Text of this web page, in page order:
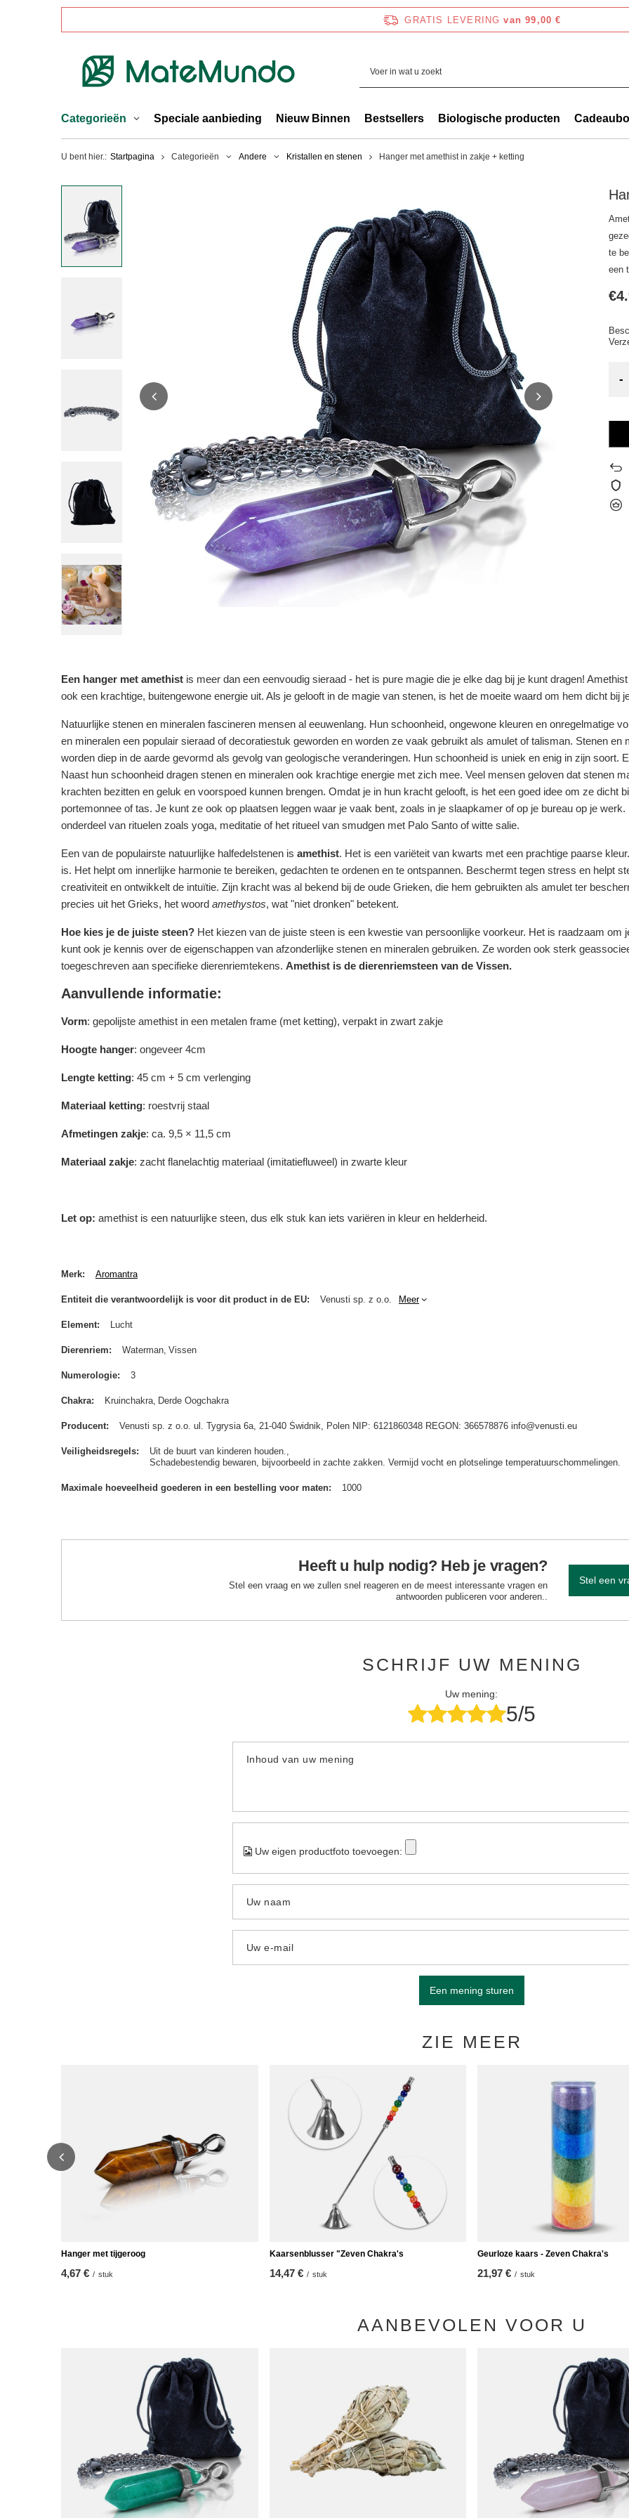
GRATIS LEVERING van 99,00 €
Categorieën Speciale aanbieding Nieuw Binnen Bestsellers Biologische producten
U bent hier.: Startpagina Categorieën Andere Kristallen en stenen Hanger met amethist in zakje + ketting
te
een
-
Een hanger met amethist is meer dan een eenvoudig sieraad - het is pure magie die je elke dag bij je kunt dragen!
ook een krachtige, buitengewone energie uit. Als je gelooft in de magie van stenen, is het de moeite waard om hem dicht bij
Natuurlijke stenen en mineralen fascineren mensen al eeuwenlang. Hun schoonheid, ongewone kleuren en onregelmatige
en mineralen een populair sieraad of decoratiestuk geworden en worden ze vaak gebruikt als amulet of talisman. Stenen
worden diep in de aarde gevormd als gevolg van geologische veranderingen. Hun schoonheid is uniek en enig in zijn soort.
Naast hun schoonheid dragen stenen en mineralen ook krachtige energie met zich mee. Veel mensen geloven dat stenen
krachten bezitten en geluk en voorspoed kunnen brengen. Omdat je in hun kracht gelooft, is het een goed idee om ze dicht
portemonnee of tas. Je kunt ze ook op plaatsen leggen waar je vaak bent, zoals in je slaapkamer of op je bureau op je
onderdeel van rituelen zoals yoga, meditatie of het ritueel van smudgen met Palo Santo of witte salie.
Een van de populairste natuurlijke halfedelstenen is amethist. Het is een variëteit van kwarts met een prachtige paarse
is. Het helpt om innerlijke harmonie te bereiken, gedachten te ordenen en te ontspannen. Beschermt tegen stress en helpt
creativiteit en ontwikkelt de intuïtie. Zijn kracht was al bekend bij de oude Grieken, die hem gebruikten als amulet ter
precies uit het Grieks, het woord amethystos, wat "niet dronken" betekent.
Hoe kies je de juiste steen? Het kiezen van de juiste steen is een kwestie van persoonlijke voorkeur. Het is raadzaam om
kunt ook je kennis over de eigenschappen van afzonderlijke stenen en mineralen gebruiken. Ze worden ook sterk
toegeschreven aan specifieke dierenriemtekens. Amethist is de dierenriemsteen van de Vissen.
Aanvullende informatie:
Vorm: gepolijste amethist in een metalen frame (met ketting), verpakt in zwart zakje
Hoogte hanger: ongeveer 4cm
Lengte ketting: 45 cm + 5 cm verlenging
Materiaal ketting: roestvrij staal
Afmetingen zakje: ca. 9,5 × 11,5 cm
Materiaal zakje: zacht flanelachtig materiaal (imitatiefluweel) in zwarte kleur
Let op: amethist is een natuurlijke steen, dus elk stuk kan iets variëren in kleur en helderheid.
Merk Aromantra
Entiteit die verantwoordelijk is voor dit product in de EU Venusti sp. z o.o. Meer
Element Lucht
Dierenriem Waterman Vissen
Numerologie 3
Chakra Kruinchakra Derde Oogchakra
Producent Venusti sp. z o.o. ul. Tygrysia 6a, 21-040 Świdnik, Polen NIP: 6121860348 REGON: 366578876 info@venusti.eu
Veiligheidsregels
Uit de buurt van kinderen houden.
Schadebestendig bewaren, bijvoorbeeld in zachte zakken. Vermijd vocht en plotselinge temperatuurschommelingen.
Maximale hoeveelheid goederen in een bestelling voor maten 1000
Heeft u hulp nodig? Heb je vragen?
Stel een vraag en we zullen snel reageren en de meest interessante vragen en
antwoorden publiceren voor anderen..
Stel een
SCHRIJF UW MENING
Uw mening:
5/5
Inhoud van uw mening
Uw eigen productfoto toevoegen:
Uw naam
Uw e-mail
Een mening sturen
ZIE MEER
Hanger met tijgeroog
4,67 € / stuk
Kaarsenblusser "Zeven Chakra's
14,47 € / stuk
Geurloze kaars - Zeven Chakra's
21,97 € / stuk
AANBEVOLEN VOOR U